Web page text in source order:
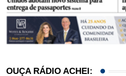
OUÇA RÁDIO ACHEI: